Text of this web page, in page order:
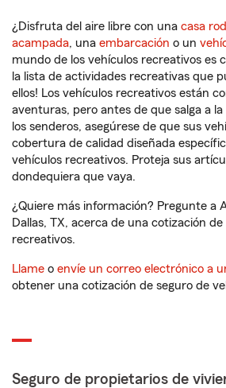
¿Disfruta del aire libre con una casa
acampada, una embarcación o un
mundo de los vehículos recreativos es
la lista de actividades recreativas que
ellos! Los vehículos recreativos están
aventuras, pero antes de que salga a
los senderos, asegúrese de que sus
cobertura de calidad diseñada
vehículos recreativos. Proteja sus
dondequiera que vaya.
¿Quiere más información? Pregunte a
Dallas, TX, acerca de una cotización
recreativos.
Llame o envíe un correo electrónico a
obtener una cotización de seguro de
Seguro de propietarios de